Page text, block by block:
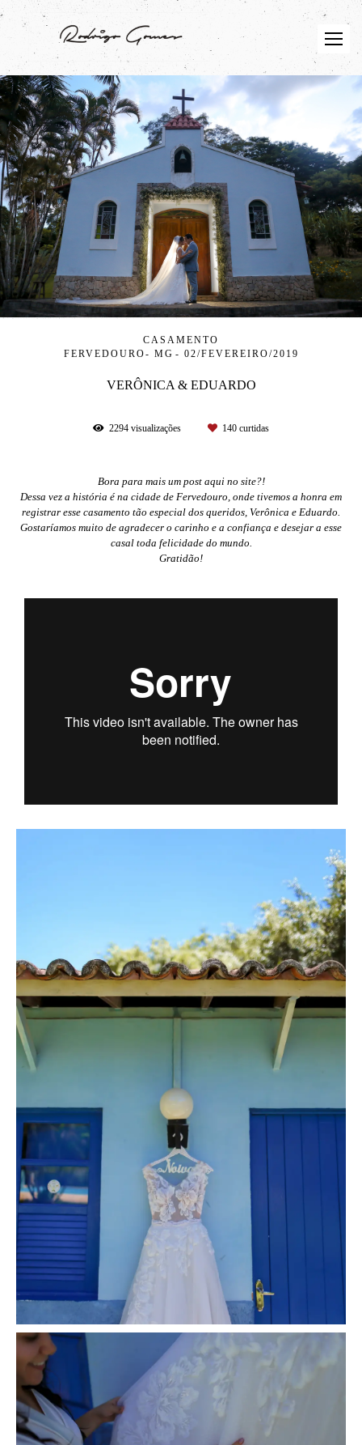
CASAMENTO
FERVEDOURO- MG
02/FEVEREIRO/2019
VERÔNICA & EDUARDO
2294 visualizações 140 curtidas
Bora para mais um post aqui no site?!
Dessa vez a história é na cidade de Fervedouro, onde tivemos a honra em
registrar esse casamento tão especial dos queridos, Verônica e Eduardo.
Gostaríamos muito de agradecer o carinho e a confiança e desejar a esse
casal toda felicidade do mundo.
Gratidão!